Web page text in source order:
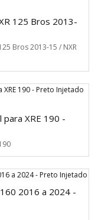
125 Bros 2013-
Bros 2013-15 / NXR
XRE 190 -
2016 a 2024 -